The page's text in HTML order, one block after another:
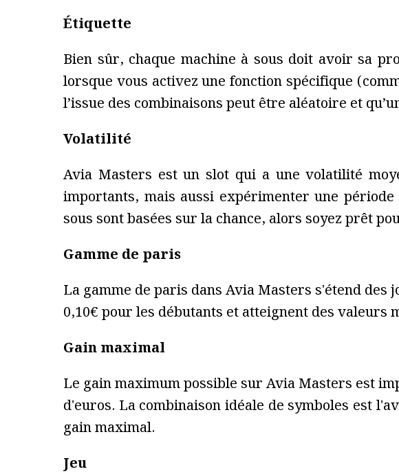
Étiquette
Bien sûr, chaque machine à sous doit avoir sa
lorsque vous activez une fonction spécifique
l’issue des combinaisons peut être aléatoire et
Volatilité
Avia Masters est un slot qui a une volatilité
importants, mais aussi expérimenter une
sous sont basées sur la chance, alors soyez prêt
Gamme de paris
La gamme de paris dans Avia Masters s'étend
0,10€ pour les débutants et atteignent des valeurs
Gain maximal
Le gain maximum possible sur Avia Masters est
d'euros. La combinaison idéale de symboles est
gain maximal.
Jeu